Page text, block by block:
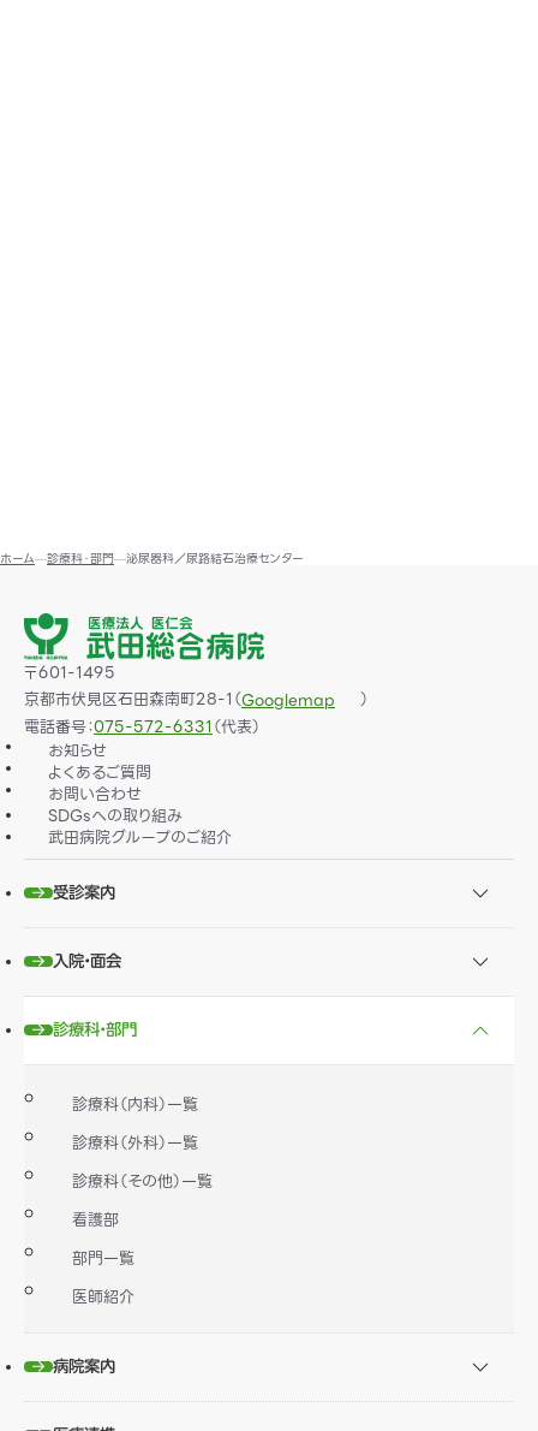
ホーム 診療科・部門 泌尿器科／尿路結石治療センター
〒601-1495
京都市伏見区石田森南町28-1（Googlemap
）
電話番号：075-572-6331（代表）
お知らせ
よくあるご質問
お問い合わせ
SDGsへの取り組み
武田病院グループのご紹介
受診案内
入院・面会
診療科・部門
診療科（内科）一覧
診療科（外科）一覧
診療科（その他）一覧
看護部
部門一覧
医師紹介
病院案内